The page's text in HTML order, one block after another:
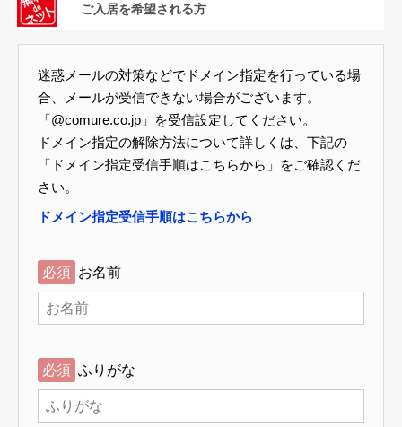
ご入居を希望される方
迷惑メールの対策などでドメイン指定を行っている場
合、メールが受信できない場合がございます。
「@comure.co.jp」を受信設定してください。
ドメイン指定の解除方法について詳しくは、下記の
「ドメイン指定受信手順はこちらから」をご確認くだ
さい。
ドメイン指定受信手順はこちらから
必須 お名前
必須 ふりがな